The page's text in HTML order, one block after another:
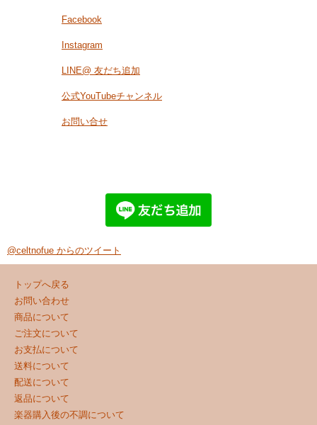
Facebook
Instagram
LINE@ 友だち追加
公式YouTubeチャンネル
お問い合せ
@celtnofue からのツイート
トップへ戻る
お問い合わせ
商品について
ご注文について
お支払について
送料について
配送について
返品について
楽器購入後の不調について